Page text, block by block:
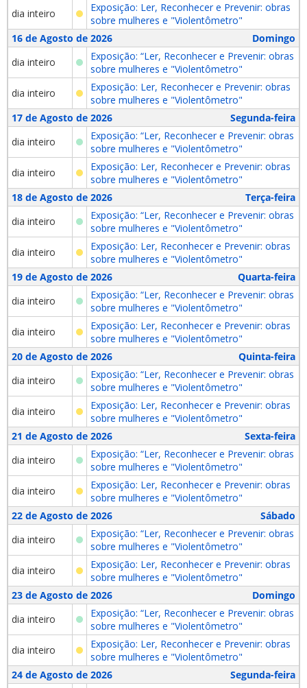
dia inteiro
Exposição: Ler, Reconhecer e Prevenir: obras
sobre mulheres e "Violentômetro"
16 de Agosto de 2026
Domingo
dia inteiro
Exposição: “Ler, Reconhecer e Prevenir: obras
sobre mulheres e "Violentômetro"
dia inteiro
Exposição: Ler, Reconhecer e Prevenir: obras
sobre mulheres e "Violentômetro"
17 de Agosto de 2026
Segunda-feira
dia inteiro
Exposição: “Ler, Reconhecer e Prevenir: obras
sobre mulheres e "Violentômetro"
dia inteiro
Exposição: Ler, Reconhecer e Prevenir: obras
sobre mulheres e "Violentômetro"
18 de Agosto de 2026
Terça-feira
dia inteiro
Exposição: “Ler, Reconhecer e Prevenir: obras
sobre mulheres e "Violentômetro"
dia inteiro
Exposição: Ler, Reconhecer e Prevenir: obras
sobre mulheres e "Violentômetro"
19 de Agosto de 2026
Quarta-feira
dia inteiro
Exposição: “Ler, Reconhecer e Prevenir: obras
sobre mulheres e "Violentômetro"
dia inteiro
Exposição: Ler, Reconhecer e Prevenir: obras
sobre mulheres e "Violentômetro"
20 de Agosto de 2026
Quinta-feira
dia inteiro
Exposição: “Ler, Reconhecer e Prevenir: obras
sobre mulheres e "Violentômetro"
dia inteiro
Exposição: Ler, Reconhecer e Prevenir: obras
sobre mulheres e "Violentômetro"
21 de Agosto de 2026
Sexta-feira
dia inteiro
Exposição: “Ler, Reconhecer e Prevenir: obras
sobre mulheres e "Violentômetro"
dia inteiro
Exposição: Ler, Reconhecer e Prevenir: obras
sobre mulheres e "Violentômetro"
22 de Agosto de 2026
Sábado
dia inteiro
Exposição: “Ler, Reconhecer e Prevenir: obras
sobre mulheres e "Violentômetro"
dia inteiro
Exposição: Ler, Reconhecer e Prevenir: obras
sobre mulheres e "Violentômetro"
23 de Agosto de 2026
Domingo
dia inteiro
Exposição: “Ler, Reconhecer e Prevenir: obras
sobre mulheres e "Violentômetro"
dia inteiro
Exposição: Ler, Reconhecer e Prevenir: obras
sobre mulheres e "Violentômetro"
24 de Agosto de 2026
Segunda-feira